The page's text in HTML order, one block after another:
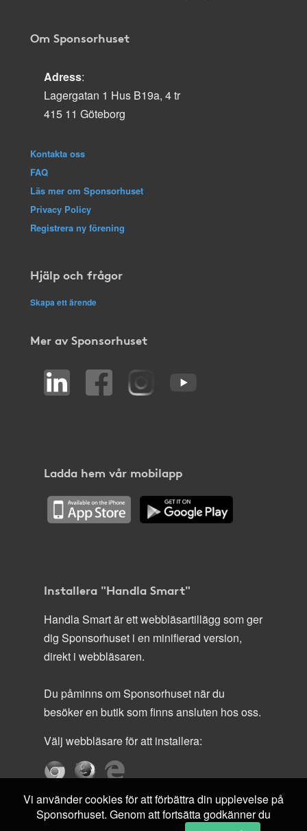
Om Sponsorhuset
Adress:
Lagergatan 1 Hus B19a, 4 tr
415 11 Göteborg
Kontakta oss
FAQ
Läs mer om Sponsorhuset
Privacy Policy
Registrera ny förening
Hjälp och frågor
Skapa ett ärende
Mer av Sponsorhuset
Ladda hem vår mobilapp
Installera "Handla Smart"
Handla Smart är ett webbläsartillägg som ger
dig Sponsorhuset i en minifierad version,
direkt i webbläsaren.
Du påminns om Sponsorhuset när du
besöker en butik som finns ansluten hos oss.
Välj webbläsare för att installera:
Vi använder cookies för att förbättra din upplevelse på
Sponsorhuset. Genom att fortsätta godkänner du